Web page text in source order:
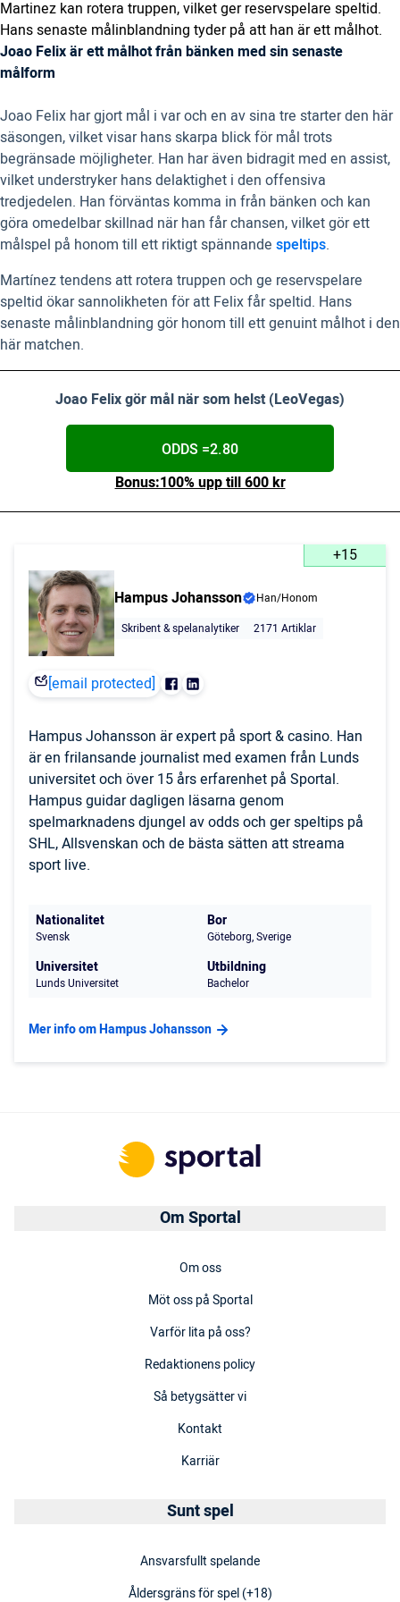
Martinez kan rotera truppen, vilket ger reservspelare speltid.
Hans senaste målinblandning tyder på att han är ett målhot.
Joao Felix är ett målhot från bänken med sin senaste
målform
Joao Felix har gjort mål i var och en av sina tre starter den här
säsongen, vilket visar hans skarpa blick för mål trots
begränsade möjligheter. Han har även bidragit med en assist,
vilket understryker hans delaktighet i den offensiva
tredjedelen. Han förväntas komma in från bänken och kan
göra omedelbar skillnad när han får chansen, vilket gör ett
målspel på honom till ett riktigt spännande speltips.
Martínez tendens att rotera truppen och ge reservspelare
speltid ökar sannolikheten för att Felix får speltid. Hans
senaste målinblandning gör honom till ett genuint målhot i den
här matchen.
Joao Felix gör mål när som helst (LeoVegas)
ODDS =2.80
Bonus:100% upp till 600 kr
+15
Hampus Johansson
Han/Honom
Skribent & spelanalytiker
2171 Artiklar
[email protected]
Hampus Johansson är expert på sport & casino. Han
är en frilansande journalist med examen från Lunds
universitet och över 15 års erfarenhet på Sportal.
Hampus guidar dagligen läsarna genom
spelmarknadens djungel av odds och ger speltips på
SHL, Allsvenskan och de bästa sätten att streama
sport live.
Nationalitet
Svensk
Bor
Göteborg, Sverige
Universitet
Lunds Universitet
Utbildning
Bachelor
Mer info om Hampus Johansson
Om Sportal
Om oss
Möt oss på Sportal
Varför lita på oss?
Redaktionens policy
Så betygsätter vi
Kontakt
Karriär
Sunt spel
Ansvarsfullt spelande
Åldersgräns för spel (+18)